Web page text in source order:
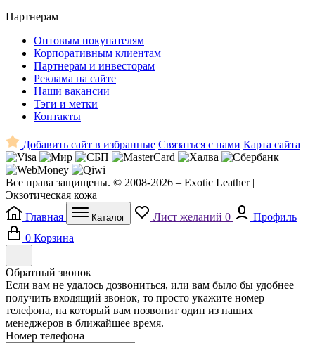
Партнерам
Оптовым покупателям
Корпоративным клиентам
Партнерам и инвесторам
Реклама на сайте
Наши вакансии
Тэги и метки
Контакты
Добавить сайт в избранные Связаться с нами Карта сайта
Все права защищены. © 2008-2026 – Exotic Leather |
Экзотическая кожа
Главная
Каталог Лист желаний 0
Профиль
0 Корзина
Обратный звонок
Если вам не удалось дозвониться, или вам было бы удобнее
получить входящий звонок, то просто укажите номер
телефона, на который вам позвонит один из наших
менеджеров в ближайшее время.
Номер телефона